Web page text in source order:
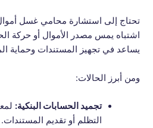
تحتاج إلى استشارة محامي غسل
اشتباه يمس مصدر الأموال أو حركة
يساعد في تجهيز المستندات وحماية
ومن أبرز الحالات:
تجميد الحسابات البنكية:
التظلم أو تقديم المستندات.